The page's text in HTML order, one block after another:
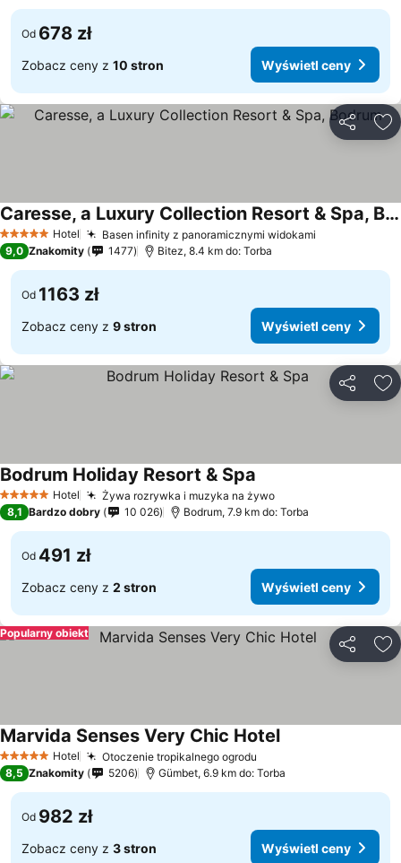
Od 678 zł
Zobacz ceny z 10 stron Wyświetl ceny
5 KategoriaHotel Basen infinity z panoramicznymi widokami
Caresse, a Luxury Collection Resort & Spa, Bodrum
9,0 Znakomity 1477 Bitez, 8.4 km do: Torba
Od 1163 zł
Zobacz ceny z 9 stron Wyświetl ceny
5 KategoriaHotel Żywa rozrywka i muzyka na żywo
Bodrum Holiday Resort & Spa
8,1 Bardzo dobry 10 026 Bodrum, 7.9 km do: Torba
Od 491 zł
Zobacz ceny z 2 stron Wyświetl ceny
Popularny obiekt
5 KategoriaHotel Otoczenie tropikalnego ogrodu
Marvida Senses Very Chic Hotel
8,5 Znakomity 5206 Gümbet, 6.9 km do: Torba
Od 982 zł
Zobacz ceny z 3 stron Wyświetl ceny